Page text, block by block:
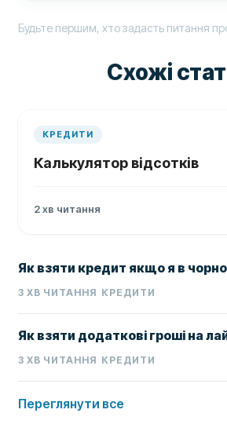
Будьте першим, хто задасть питання
Схожі
КРЕДИТИ
Калькулятор відсотків
2 хв читання
Як взяти кредит якщо я в
3 ХВ ЧИТАННЯ КРЕДИТИ
Як взяти додаткові гроші на
3 ХВ ЧИТАННЯ КРЕДИТИ
Переглянути все